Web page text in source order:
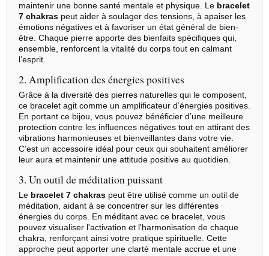
maintenir une bonne santé mentale et physique. Le bracelet
7 chakras peut aider à soulager des tensions, à apaiser les
émotions négatives et à favoriser un état général de bien-
être. Chaque pierre apporte des bienfaits spécifiques qui,
ensemble, renforcent la vitalité du corps tout en calmant
l’esprit.
2. Amplification des énergies positives
Grâce à la diversité des pierres naturelles qui le composent,
ce bracelet agit comme un amplificateur d’énergies positives.
En portant ce bijou, vous pouvez bénéficier d’une meilleure
protection contre les influences négatives tout en attirant des
vibrations harmonieuses et bienveillantes dans votre vie.
C’est un accessoire idéal pour ceux qui souhaitent améliorer
leur aura et maintenir une attitude positive au quotidien.
3. Un outil de méditation puissant
Le bracelet 7 chakras peut être utilisé comme un outil de
méditation, aidant à se concentrer sur les différentes
énergies du corps. En méditant avec ce bracelet, vous
pouvez visualiser l'activation et l'harmonisation de chaque
chakra, renforçant ainsi votre pratique spirituelle. Cette
approche peut apporter une clarté mentale accrue et une